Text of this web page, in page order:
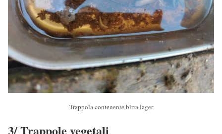
Trappola contenente birra lager
3/ Trappole vegetali